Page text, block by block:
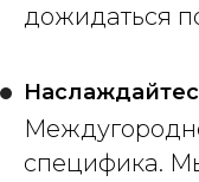
дожидаться
специфика.